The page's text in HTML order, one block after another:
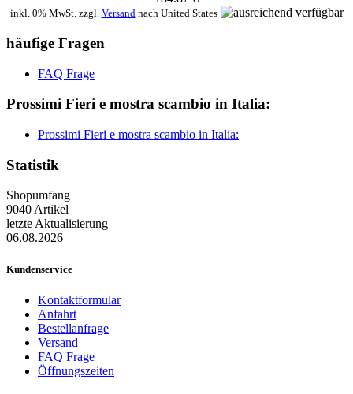
inkl. 0% MwSt. zzgl. Versandnach United States
häufige Fragen
FAQ Frage
Prossimi Fieri e mostra scambio in Italia:
Prossimi Fieri e mostra scambio in Italia:
Statistik
Shopumfang
9040 Artikel
letzte Aktualisierung
06.08.2026
Kundenservice
Kontaktformular
Anfahrt
Bestellanfrage
Versand
FAQ Frage
Öffnungszeiten